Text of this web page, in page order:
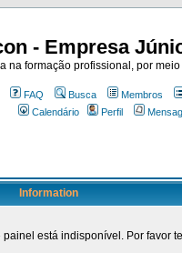
- Empresa
formação profissional, por
FAQ Busca Membros
Calendário
Perfil
Information
está indisponível. Por favor